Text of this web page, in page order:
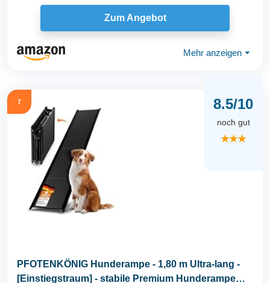
rutschfest...
Zum Angebot
Mehr anzeigen ⏷
7 8.5/10
noch gut
★★★
PFOTENKÖNIG Hunderampe - 1,80 m Ultra-lang -
[Einstiegstraum] - stabile Premium Hunderampe